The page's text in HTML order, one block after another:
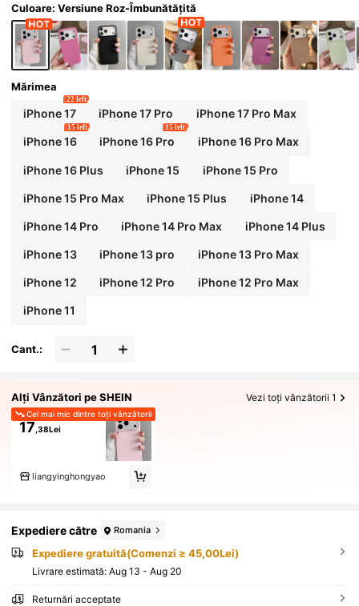
4 Pro Max/12 Pro/12 Pro Max/13 Pro/13 Pro
Max/7 Plus/14 Pro/14 Pro Max/14 Plus, cadou
de primăvară pentru ziua de naștere, anivers
are, petrecere, birou, profesionist
Culoare: Versiune Roz-Îmbunătățită
Mărimea
iPhone 17
22 left
iPhone 17 Pro iPhone 17 Pro Max
iPhone 16
15 left
iPhone 16 Pro
15 left
iPhone 16 Pro Max
iPhone 16 Plus iPhone 15 iPhone 15 Pro
iPhone 15 Pro Max iPhone 15 Plus iPhone 14
iPhone 14 Pro iPhone 14 Pro Max iPhone 14 Plus
iPhone 13 iPhone 13 pro iPhone 13 Pro Max
iPhone 12 iPhone 12 Pro iPhone 12 Pro Max
iPhone 11
Cant.:
Alți Vânzători pe SHEIN Vezi toți vânzătorii 1
Cel mai mic dintre toți vânzătorii
17 ,38Lei
liangyinghongyao
Expediere către Romania
Expediere gratuită(Comenzi ≥ 45,00Lei)
Livrare estimată: Aug 13 - Aug 20
Returnări acceptate